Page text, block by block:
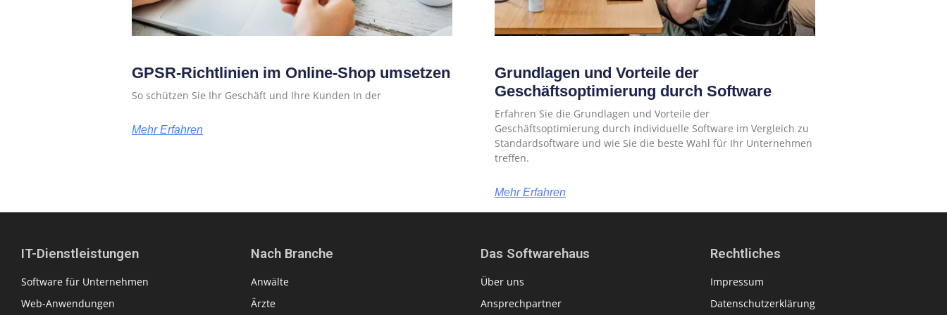
GPSR-Richtlinien im Online-Shop umsetzen
So schützen Sie Ihr Geschäft und Ihre Kunden In der
Mehr Erfahren
Grundlagen und Vorteile der
Geschäftsoptimierung durch Software
Erfahren Sie die Grundlagen und Vorteile der
Geschäftsoptimierung durch individuelle Software im Vergleich zu
Standardsoftware und wie Sie die beste Wahl für Ihr Unternehmen
treffen.
Mehr Erfahren
IT-Dienstleistungen
Software für Unternehmen
Web-Anwendungen
Nach Branche
Anwälte
Ärzte
Das Softwarehaus
Über uns
Ansprechpartner
Rechtliches
Impressum
Datenschutzerklärung